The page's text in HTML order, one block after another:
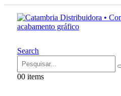
Search
00 items